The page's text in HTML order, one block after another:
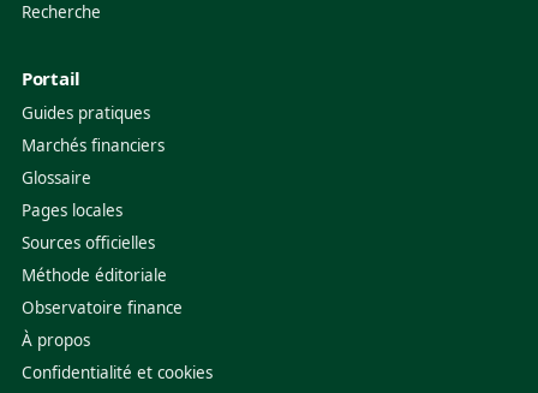
Recherche
Portail
Guides pratiques
Marchés financiers
Glossaire
Pages locales
Sources officielles
Méthode éditoriale
Observatoire finance
À propos
Confidentialité et cookies